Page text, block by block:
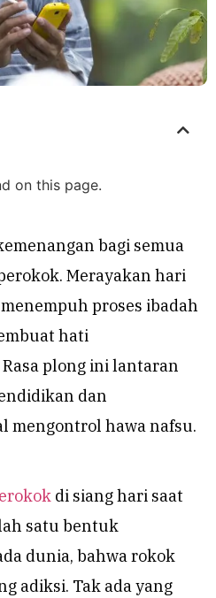
on this page.
bagi semua
Merayakan hari
proses ibadah
hati
plong ini lantaran
dan
mengontrol hawa nafsu.
di siang hari saat
satu bentuk
dunia, bahwa rokok
adiksi. Tak ada yang